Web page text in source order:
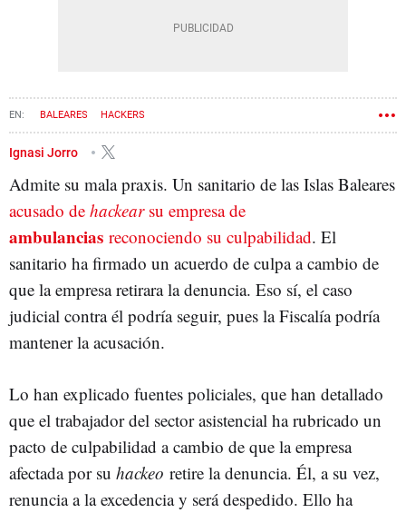
BALEARES HACKERS
Ignasi Jorro
Admite su mala praxis. Un sanitario de las Islas Baleares
acusado de hackearsu empresa de
ambulancias reconociendo su culpabilidad. El
sanitario ha firmado un acuerdo de culpa a cambio de
que la empresa retirara la denuncia. Eso sí, el caso
judicial contra él podría seguir, pues la Fiscalía podría
mantener la acusación.
Lo han explicado fuentes policiales, que han detallado
que el trabajador del sector asistencial ha rubricado un
pacto de culpabilidad a cambio de que la empresa
afectada por su hackeo retire la denuncia. Él, a su vez,
renuncia a la excedencia y será despedido. Ello ha